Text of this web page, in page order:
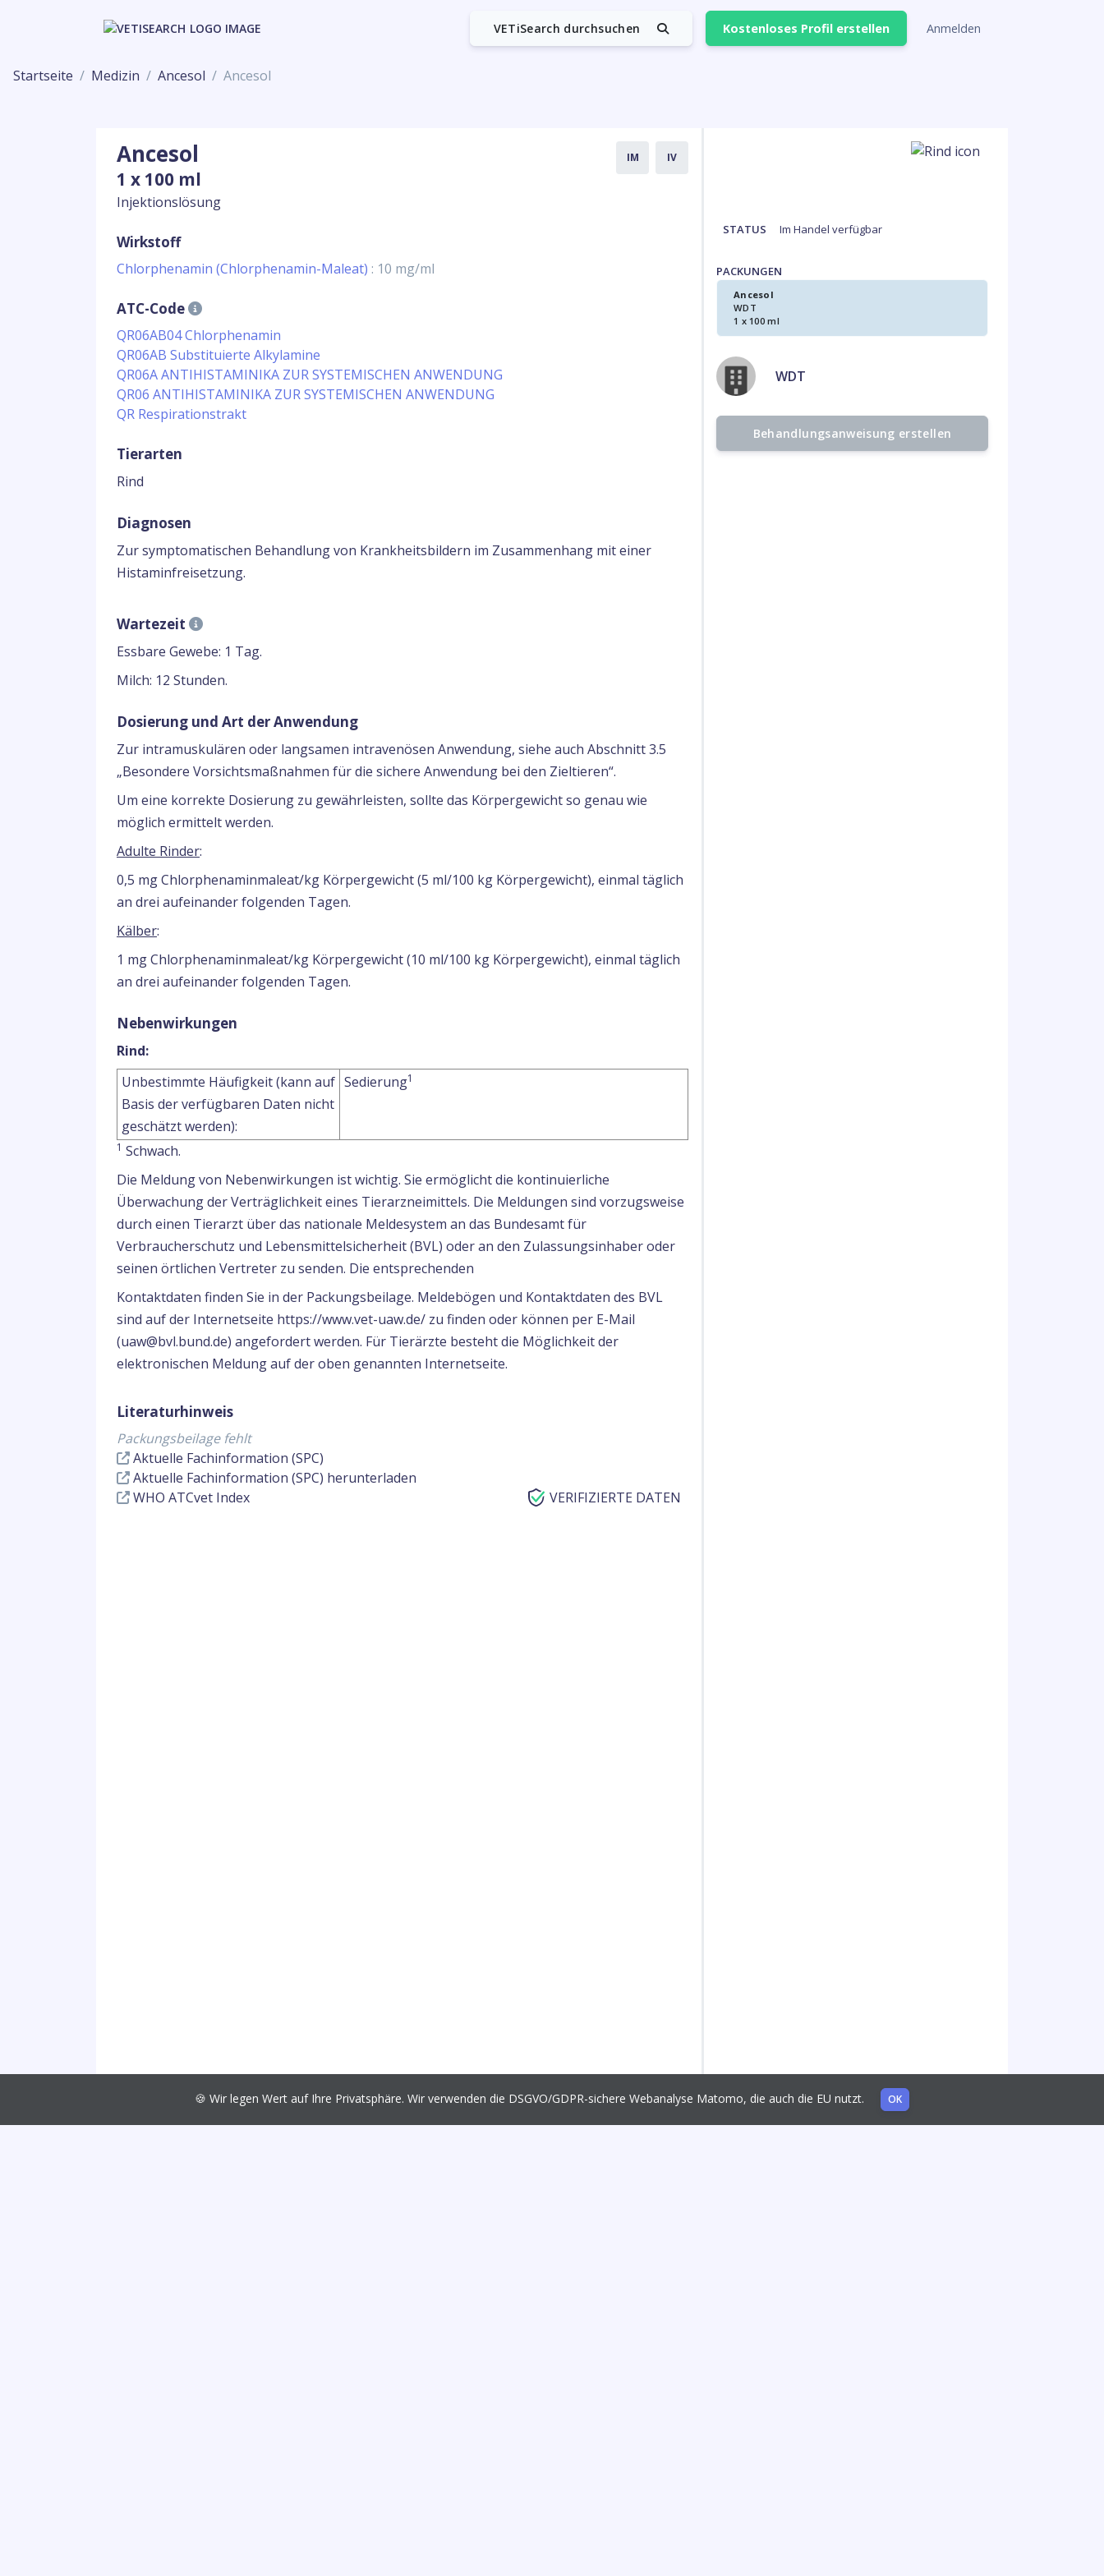
VETiSearch durchsuchen Kostenloses Profil erstellen Anmelden
Startseite Medizin Ancesol Ancesol
Ancesol
1 x 100 ml
Injektionslösung
IM IV
Wirkstoff
Chlorphenamin (Chlorphenamin-Maleat) : 10 mg/ml
ATC-Code
QR06AB04 Chlorphenamin
QR06AB Substituierte Alkylamine
QR06A ANTIHISTAMINIKA ZUR SYSTEMISCHEN ANWENDUNG
QR06 ANTIHISTAMINIKA ZUR SYSTEMISCHEN ANWENDUNG
QR Respirationstrakt
Tierarten
Rind
Diagnosen
Zur symptomatischen Behandlung von Krankheitsbildern im Zusammenhang mit einer
Histaminfreisetzung.
Wartezeit
Essbare Gewebe: 1 Tag.
Milch: 12 Stunden.
Dosierung und Art der Anwendung
Zur intramuskulären oder langsamen intravenösen Anwendung, siehe auch Abschnitt 3.5
„Besondere Vorsichtsmaßnahmen für die sichere Anwendung bei den Zieltieren“.
Um eine korrekte Dosierung zu gewährleisten, sollte das Körpergewicht so genau wie
möglich ermittelt werden.
Adulte Rinder:
0,5 mg Chlorphenaminmaleat/kg Körpergewicht (5 ml/100 kg Körpergewicht), einmal täglich
an drei aufeinander folgenden Tagen.
Kälber:
1 mg Chlorphenaminmaleat/kg Körpergewicht (10 ml/100 kg Körpergewicht), einmal täglich
an drei aufeinander folgenden Tagen.
Nebenwirkungen
Rind:
Unbestimmte Häufigkeit (kann auf
Basis der verfügbaren Daten nicht
geschätzt werden):
Sedierung1
1 Schwach.
Die Meldung von Nebenwirkungen ist wichtig. Sie ermöglicht die kontinuierliche
Überwachung der Verträglichkeit eines Tierarzneimittels. Die Meldungen sind vorzugsweise
durch einen Tierarzt über das nationale Meldesystem an das Bundesamt für
Verbraucherschutz und Lebensmittelsicherheit (BVL) oder an den Zulassungsinhaber oder
seinen örtlichen Vertreter zu senden. Die entsprechenden
Kontaktdaten finden Sie in der Packungsbeilage. Meldebögen und Kontaktdaten des BVL
sind auf der Internetseite https://www.vet-uaw.de/ zu finden oder können per E-Mail
(uaw@bvl.bund.de) angefordert werden. Für Tierärzte besteht die Möglichkeit der
elektronischen Meldung auf der oben genannten Internetseite.
Literaturhinweis
Packungsbeilage fehlt
Aktuelle Fachinformation (SPC)
Aktuelle Fachinformation (SPC) herunterladen
WHO ATCvet Index
VERIFIZIERTE DATEN
STATUS Im Handel verfügbar
PACKUNGEN
Ancesol
WDT
1 x 100 ml
WDT
Behandlungsanweisung erstellen
🍪 Wir legen Wert auf Ihre Privatsphäre. Wir verwenden die DSGVO/GDPR-sichere Webanalyse Matomo, die auch die EU nutzt. OK